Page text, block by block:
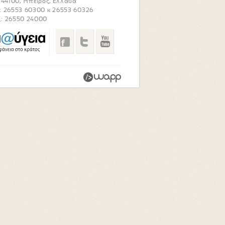
44100, Ήπειρος, Ελλάδα
26553 60300 κ 26553 60326
26550 24000